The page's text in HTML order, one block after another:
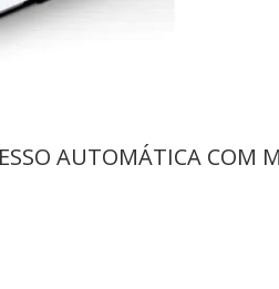
AUTOMÁTICA COM